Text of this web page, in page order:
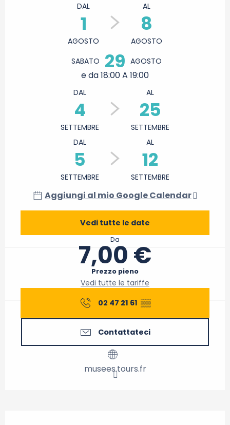
DAL
1
AGOSTO
AL
8
AGOSTO
SABATO 29 AGOSTO
e da 18:00 A 19:00
DAL
4
SETTEMBRE
AL
25
SETTEMBRE
DAL
5
SETTEMBRE
AL
12
SETTEMBRE
Aggiungi al mio Google Calendar
Vedi tutte le date
Da
7,00 €
Prezzo pieno
Vedi tutte le tariffe
02 47 21 61 ▒▒
Contattateci
musees.tours.fr